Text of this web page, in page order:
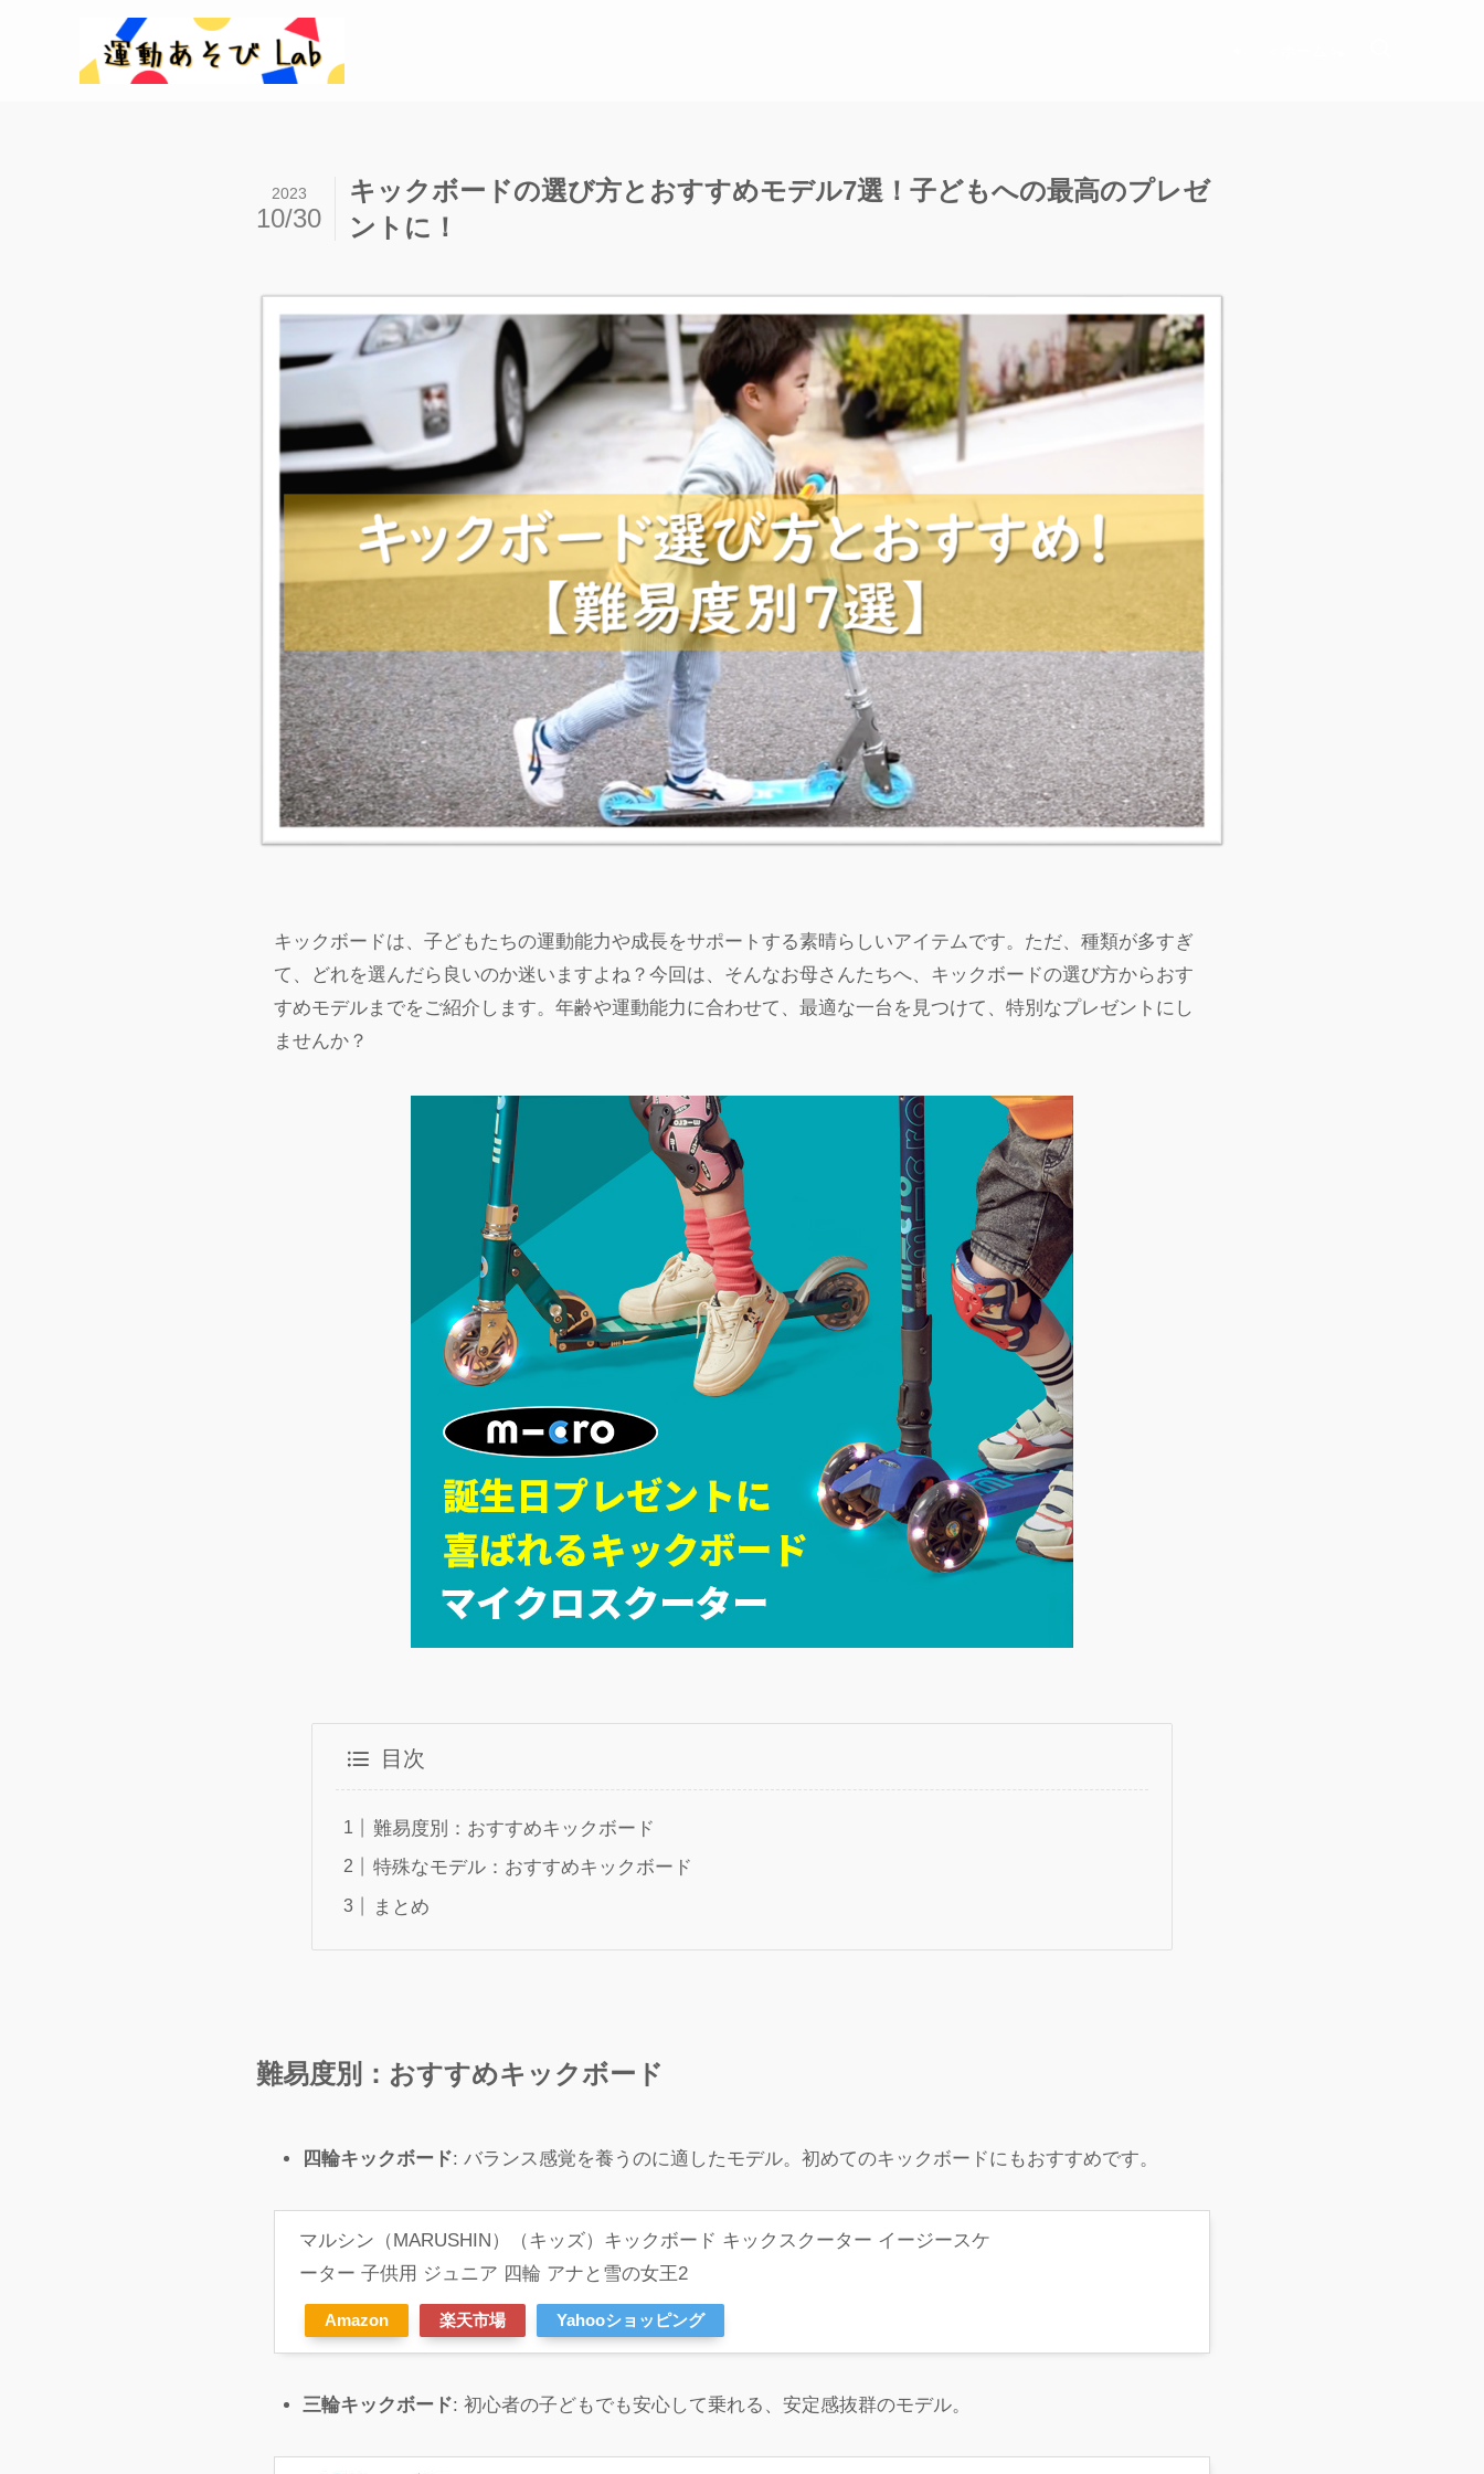
キックボードの選び方とおすすめモデル7選！子どもへの最高のプレゼ
ントに！
2023
10/30
キックボードは、子どもたちの運動能力や成長をサポートする素晴らしいアイテムです。ただ、種類が多すぎ
て、どれを選んだら良いのか迷いますよね？今回は、そんなお母さんたちへ、キックボードの選び方からおす
すめモデルまでをご紹介します。年齢や運動能力に合わせて、最適な一台を見つけて、特別なプレゼントにし
ませんか？
目次
難易度別：おすすめキックボード
特殊なモデル：おすすめキックボード
まとめ
難易度別 ：おすすめキックボード
四輪キックボード: バランス感覚を養うのに適したモデル。初めてのキックボードにもおすすめです。
マルシン（MARUSHIN）（キッズ）キックボード キックスクーター イージースケ
ーター 子供用 ジュニア 四輪 アナと雪の女王2
Amazon 楽天市場 Yahooショッピング
三輪キックボード: 初心者の子どもでも安心して乗れる、安定感抜群のモデル。